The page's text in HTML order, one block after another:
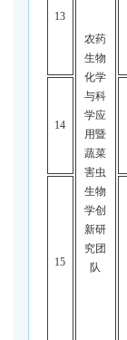
13
农药
生物
化学
与科
学应
用暨
蔬菜
害虫
生物
学创
新研
究团
队
14
15